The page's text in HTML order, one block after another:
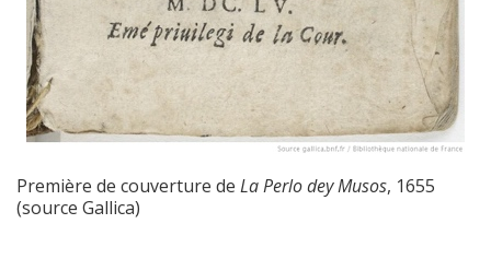
Première de couverture de La Perlo dey Musos, 1655
(source Gallica)